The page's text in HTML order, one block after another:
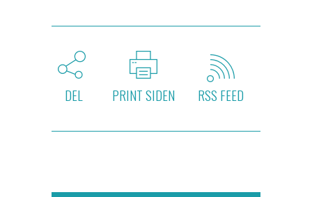
DEL PRINT SIDEN RSS FEED